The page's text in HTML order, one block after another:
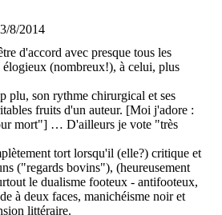
3/8/2014
d'accord avec presque tous les
élogieux (nombreux!), à celui, plus
plu, son rythme chirurgical et ses
fruits d'un auteur. [Moi j'adore :
mort"] … D'ailleurs je vote "très
tort lorsqu'il (elle?) critique et
("regards bovins"), (heureusement
le dualisme footeux - antifooteux,
à deux faces, manichéisme noir et
littéraire.